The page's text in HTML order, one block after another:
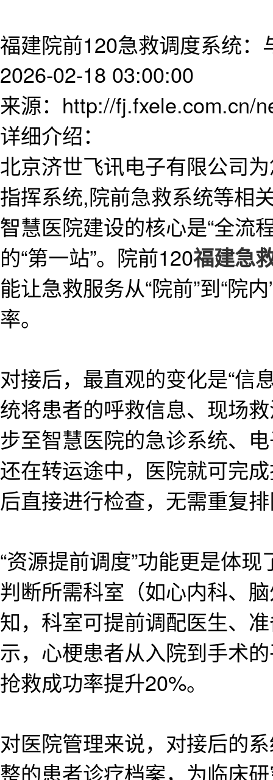
福建院前120急救调度系统：
2026-02-18 03:00:00
来源：http://fj.fxele.com.cn/
详细介绍：
北京济世飞讯电子有限公司
指挥系统,院前急救系统等相
智慧医院建设的核心是“全流
的“第一站”。院前120福建急
能让急救服务从“院前”到“院
率。
对接后，最直观的变化是“信
统将患者的呼救信息、现场
步至智慧医院的急诊系统、
还在转运途中，医院就可完
后直接进行检查，无需重复
“资源提前调度”功能更是体
判断所需科室（如心内科、
知，科室可提前调配医生、
示，心梗患者从入院到手术
抢救成功率提升20%。
对医院管理来说，对接后的
整的患者诊疗档案，为临床